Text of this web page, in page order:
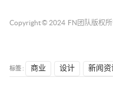
Copyright © 2024 FN团队 版权
标签 : 商业 设计 新闻资